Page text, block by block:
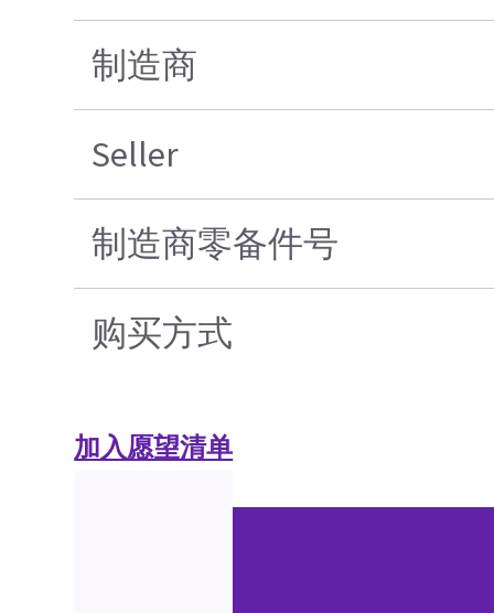
制造商
Seller
制造商零备件号
购买方式
加入愿望清单